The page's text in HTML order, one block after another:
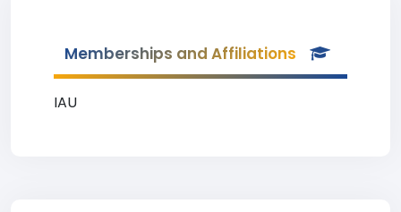
Memberships and Affiliations
IAU